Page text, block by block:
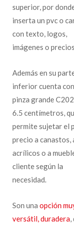
superior, por
inserta un pvc o
con texto, logos,
imágenes o
Además en su
inferior cuenta
pinza grande
6.5 centímetros,
permite sujetar el
precio a canastos,
acrílicos o a
cliente según la
necesidad.
Son una opción
versátil, duradera,